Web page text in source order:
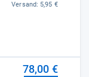
Versand: 5,95 €
78,00 €